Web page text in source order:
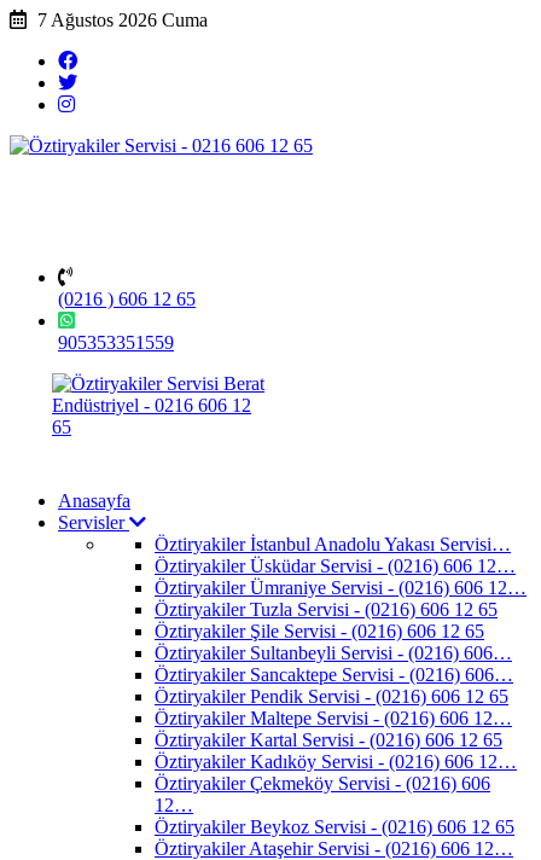
7 Ağustos 2026 Cuma
(0216 ) 606 12 65
905353351559
Anasayfa
Servisler
Öztiryakiler İstanbul Anadolu Yakası Servisi…
Öztiryakiler Üsküdar Servisi - (0216) 606 12…
Öztiryakiler Ümraniye Servisi - (0216) 606 12…
Öztiryakiler Tuzla Servisi - (0216) 606 12 65
Öztiryakiler Şile Servisi - (0216) 606 12 65
Öztiryakiler Sultanbeyli Servisi - (0216) 606…
Öztiryakiler Sancaktepe Servisi - (0216) 606…
Öztiryakiler Pendik Servisi - (0216) 606 12 65
Öztiryakiler Maltepe Servisi - (0216) 606 12…
Öztiryakiler Kartal Servisi - (0216) 606 12 65
Öztiryakiler Kadıköy Servisi - (0216) 606 12…
Öztiryakiler Çekmeköy Servisi - (0216) 606
12…
Öztiryakiler Beykoz Servisi - (0216) 606 12 65
Öztiryakiler Ataşehir Servisi - (0216) 606 12…